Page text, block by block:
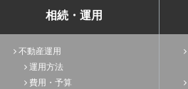
相続・運用
不動産運用
運用方法
費用・予算